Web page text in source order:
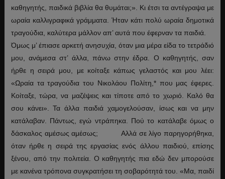
καθηγητής, παιδικά βιβλία θα θυμάται;». Κι έτσι τα αντέγραψα με
ωραία καλλιγραφικά γράμματα. Ήταν κάτι πολύ ωραία δημοτικά
τραγούδια, καλύτερα μάλλον απ’ αυτά που έφερναν τα παιδιά.
Όμως μ’ έπιασε αρκετή ανησυχία, όταν μια μέρα είδα το τετράδιό
μου, ανάμεσα στ’ άλλα, πάνω στην έδρα. Ο καθηγητής, σαν
ήρθε η σειρά μου, με κοίταξε κάπως γελαστός και μου λέει:
«Ωραία τα τραγούδια του Νικολάου Πολίτη,*που μας έφερες.
Κοίταξε, τώρα, να μαζέψεις και τίποτε από το χωριό. Καλό θα
σου κάνει». Τα άλλα παιδιά χαμογελούσαν, ίσως και να μην
κατάλαβαν. Πάντως, εγώ ντράπηκα. Πού το κατάλαβε όμως ο
δάσκαλος αμέσως αμέσως; Αλλά σε λίγο παρηγορήθηκα,
όταν ήρθε η σειρά της εργασίας ενός άλλου παιδιού, επίσης
ξένου, από την πολιτεία. Ο καθηγητής πια εδώ δεν μπορούσε
με κανένα τρόπονα συγκρατήσει τη σοβαρότητά του. «Μα, παιδί